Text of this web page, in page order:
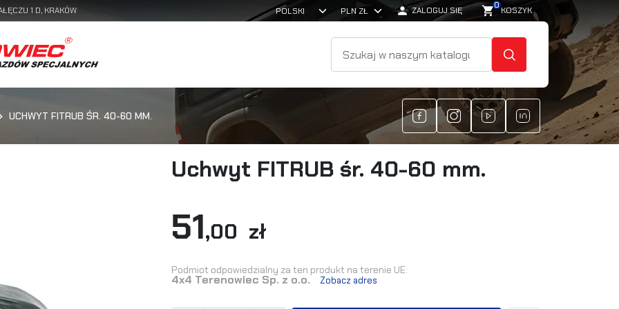
1 D, KRAKÓW  ZALOGUJ SIĘ shopping_cart0 KOSZYK
SZUKAJ
UCHWYT FITRUB ŚR. 40-60 MM.
Uchwyt FITRUB śr. 40-60 mm.
51,00 zł
Podmiot odpowiedzialny za ten produkt na terenie UE:
4x4 Terenowiec Sp. z o.o. Zobacz adres